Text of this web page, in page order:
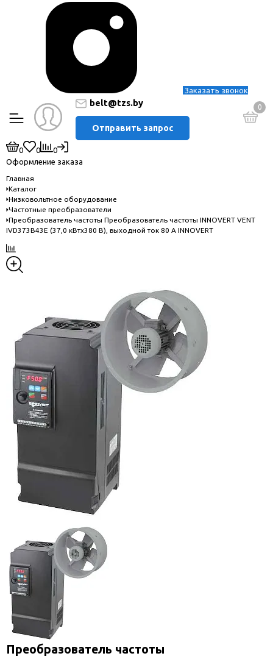
Заказать звонок
belt@tzs.by
Отправить запрос
0
0 0
0
Оформление заказа
Главная
Каталог
Низковольтное оборудование
Частотные преобразователи
Преобразователь частоты Преобразователь частоты INNOVERT VENT
IVD373B43E (37,0 кВтx380 В), выходной ток 80 А INNOVERT
Преобразователь частоты